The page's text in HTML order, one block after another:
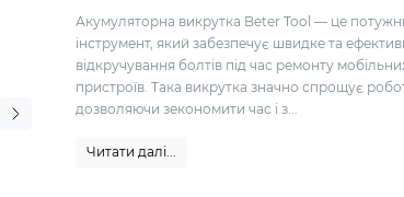
Акумуляторна викрутка Beter Tool — це
інструмент, який забезпечує швидке та
відкручування болтів під час ремонту
пристроїв. Така викрутка значно спрощує
дозволяючи зекономити час і з...
Читати далі...